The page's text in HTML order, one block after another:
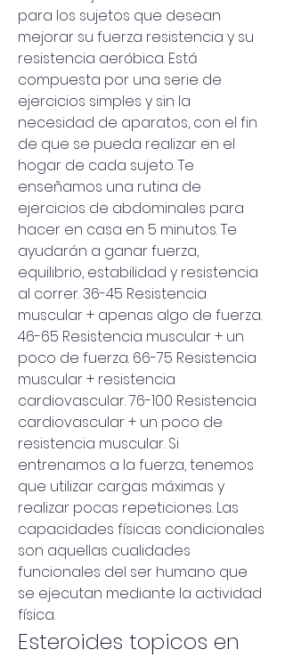
para los sujetos que desean
mejorar su fuerza resistencia y su
resistencia aeróbica. Está
compuesta por una serie de
ejercicios simples y sin la
necesidad de aparatos, con el fin
de que se pueda realizar en el
hogar de cada sujeto. Te
enseñamos una rutina de
ejercicios de abdominales para
hacer en casa en 5 minutos. Te
ayudarán a ganar fuerza,
equilibrio, estabilidad y resistencia
al correr. 36-45 Resistencia
muscular + apenas algo de fuerza.
46-65 Resistencia muscular + un
poco de fuerza. 66-75 Resistencia
muscular + resistencia
cardiovascular. 76-100 Resistencia
cardiovascular + un poco de
resistencia muscular. Si
entrenamos a la fuerza, tenemos
que utilizar cargas máximas y
realizar pocas repeticiones. Las
capacidades físicas condicionales
son aquellas cualidades
funcionales del ser humano que
se ejecutan mediante la actividad
física.
Esteroides topicos en